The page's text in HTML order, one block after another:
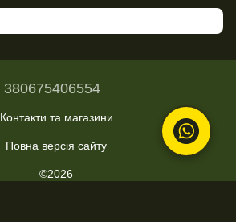
380675406554
Контакти та магазини
Повна версія сайту
©2026